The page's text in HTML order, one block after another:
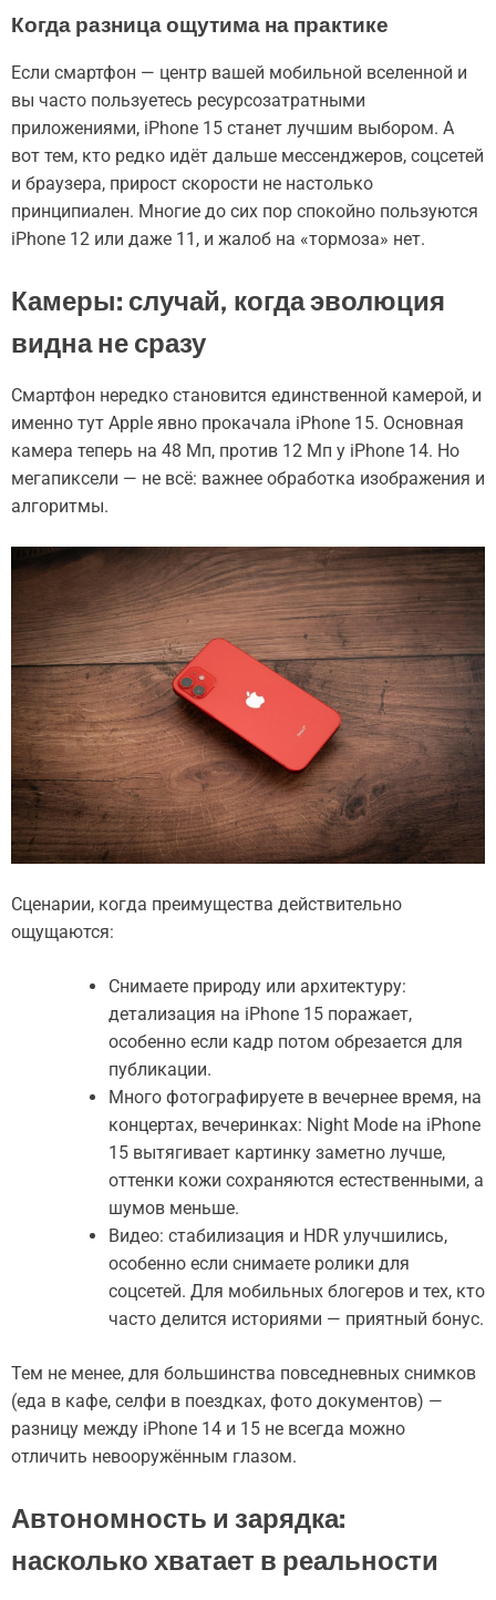
Когда разница ощутима на практике
Если смартфон — центр вашей мобильной вселенной и
вы часто пользуетесь ресурсозатратными
приложениями, iPhone 15 станет лучшим выбором. А
вот тем, кто редко идёт дальше мессенджеров, соцсетей
и браузера, прирост скорости не настолько
принципиален. Многие до сих пор спокойно пользуются
iPhone 12 или даже 11, и жалоб на «тормоза» нет.
Камеры: случай, когда эволюция
видна не сразу
Смартфон нередко становится единственной камерой, и
именно тут Apple явно прокачала iPhone 15. Основная
камера теперь на 48 Мп, против 12 Мп у iPhone 14. Но
мегапиксели — не всё: важнее обработка изображения и
алгоритмы.
Сценарии, когда преимущества действительно
ощущаются:
Снимаете природу или архитектуру:
детализация на iPhone 15 поражает,
особенно если кадр потом обрезается для
публикации.
Много фотографируете в вечернее время, на
концертах, вечеринках: Night Mode на iPhone
15 вытягивает картинку заметно лучше,
оттенки кожи сохраняются естественными, а
шумов меньше.
Видео: стабилизация и HDR улучшились,
особенно если снимаете ролики для
соцсетей. Для мобильных блогеров и тех, кто
часто делится историями — приятный бонус.
Тем не менее, для большинства повседневных снимков
(еда в кафе, селфи в поездках, фото документов) —
разницу между iPhone 14 и 15 не всегда можно
отличить невооружённым глазом.
Автономность и зарядка:
насколько хватает в реальности